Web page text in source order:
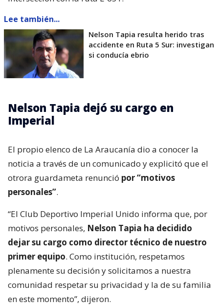
Lee también...
Nelson Tapia resulta herido tras
accidente en Ruta 5 Sur: investigan
si conducía ebrio
Nelson Tapia dejó su cargo en
Imperial
El propio elenco de La Araucanía dio a conocer la
noticia a través de un comunicado y explicitó que el
otrora guardameta renunció por “motivos
personales”.
“El Club Deportivo Imperial Unido informa que, por
motivos personales, Nelson Tapia ha decidido
dejar su cargo como director técnico de nuestro
primer equipo. Como institución, respetamos
plenamente su decisión y solicitamos a nuestra
comunidad respetar su privacidad y la de su familia
en este momento”, dijeron.